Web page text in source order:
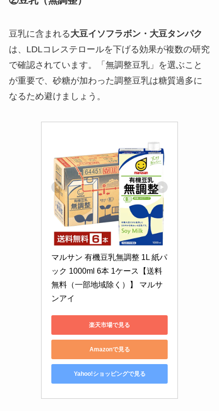
豆乳に含まれる大豆イソフラボン・大豆タンパク
は、LDLコレステロールを下げる効果が複数の研究
で確認されています。「無調整豆乳」を選ぶこと
が重要で、砂糖が加わった調整豆乳は糖質過多に
なるため避けましょう。
マルサン 有機豆乳無調整 1L 紙パ
ック 1000ml 6本 1ケース【送料
無料（一部地域除く）】 マルサ
ンアイ
楽天市場で見る
Amazonで見る
Yahoo!ショッピングで見る